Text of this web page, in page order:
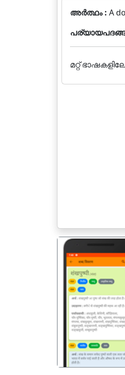
അർത്ഥം : A
മറ്റ്
पिछला